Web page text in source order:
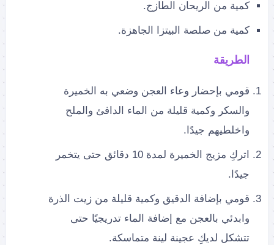
كمية من الريحان الطازج.
كمية من صلصة البيتزا الجاهزة.
الطريقة
قومي بإحضار وعاء العجن وضعي به الخميرة
والسكر وكمية قليلة من الماء الدافئ والملح
واخلطيهم جيدًا.
اتركِ مزيج الخميرة لمدة 10 دقائق حتى يتخمر
جيدًا.
قومي بإضافة الدقيق وكمية قليلة من زيت الذرة
وابدئي بالعجن مع إضافة الماء تدريجيًا حتى
تتشكل لديكِ عجينة لينة متماسكة.